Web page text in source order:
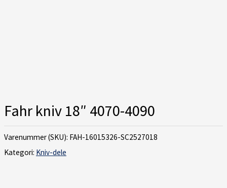
Fahr kniv 18″ 4070-4090
Varenummer (SKU): FAH-16015326-SC2527018
Kategori: Kniv-dele